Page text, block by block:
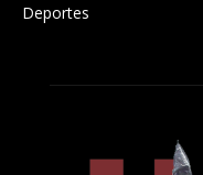
Deportes